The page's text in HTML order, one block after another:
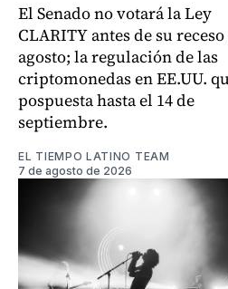
El Senado no votará la Ley
CLARITY antes de su
agosto; la regulación de las
criptomonedas en EE.UU.
pospuesta hasta el 14 de
septiembre.
EL TIEMPO LATINO TEAM
7 de agosto de 2026